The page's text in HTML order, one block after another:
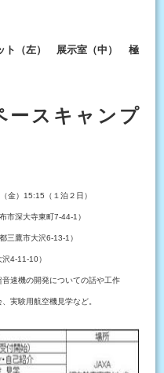
ト（左） 展示室（中） 極
スキャンプ
）15:15（１泊２日）
市深大寺東町7-44-1）
三鷹市大沢6-13-1）
4-11-10）
速機の開発についての話や工作
実験用航空機見学など。